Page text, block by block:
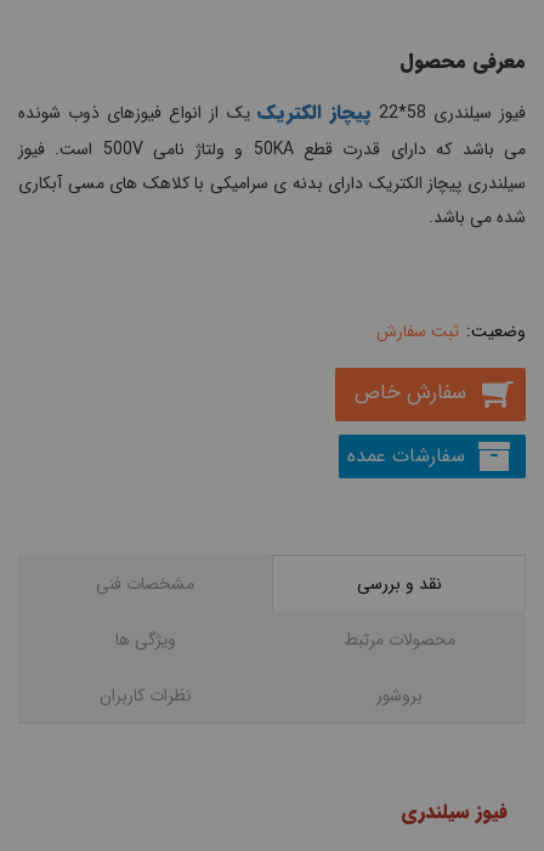
معرفی محصول
فیوز سیلندری 58*22 پیچاز الکتریک یک از انواع فیوزهای ذوب شونده
می باشد که دارای قدرت قطع 50KA و ولتاژ نامی 500V است. فیوز
سیلندری پیچاز الکتریک دارای بدنه ی سرامیکی با کلاهک های مسی آبکاری
شده می باشد.
ثبت سفارش
سفارش خاص
سفارشات عمده
نقد و بررسی مشخصات فنی
محصولات مرتبط ویژگی ها
بروشور نظرات کاربران
فیوز سیلندری